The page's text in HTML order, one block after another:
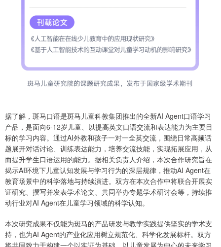
据了解，斑马口语是斑马儿童科教集团推出的全新AI Agent口语学习
产品，是面向6-12岁儿童、以提高英文口语交流和表达能力为主要目
标的学习内容。通过AI外教和孩子一对一全英交流，围绕日常高频话
题展开对话讨论、训练表达能力，培养交流技能，实现拓展应用，从
而提升学生口语运用的能力。据相关负责人介绍，本次合作研究旨在
揭示AI环境下儿童认知发展与学习行为的深层规律，推动AI Agent在
教育场景中的科学落地与持续演进。双方在本次合作中将联合开展实
证研究、撰写并发表学术论文、共同举办专题学术研讨会等，持续推
动行业对AI Agent在儿童学习领域的科学认知。
本次研究成果不仅能为斑马的产品研发与教学实践提供坚实的学术支
持，也为AI Agent的产业化应用树立规范化、科学化发展标杆。双方